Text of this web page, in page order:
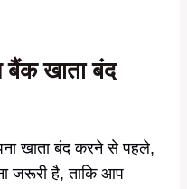
बैंक खाता बंद
खाता बंद करने से पहले,
जरूरी है, ताकि आप